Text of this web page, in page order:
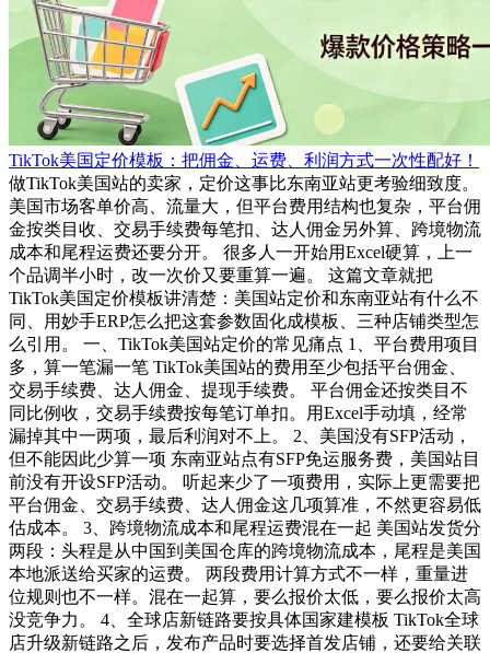
TikTok美国定价模板：把佣金、运费、利润方式一次性配好！
做TikTok美国站的卖家，定价这事比东南亚站更考验细致度。
美国市场客单价高、流量大，但平台费用结构也复杂，平台佣
金按类目收、交易手续费每笔扣、达人佣金另外算、跨境物流
成本和尾程运费还要分开。 很多人一开始用Excel硬算，上一
个品调半小时，改一次价又要重算一遍。 这篇文章就把
TikTok美国定价模板讲清楚：美国站定价和东南亚站有什么不
同、用妙手ERP怎么把这套参数固化成模板、三种店铺类型怎
么引用。 一、TikTok美国站定价的常见痛点 1、平台费用项目
多，算一笔漏一笔 TikTok美国站的费用至少包括平台佣金、
交易手续费、达人佣金、提现手续费。 平台佣金还按类目不
同比例收，交易手续费按每笔订单扣。用Excel手动填，经常
漏掉其中一两项，最后利润对不上。 2、美国没有SFP活动，
但不能因此少算一项 东南亚站点有SFP免运服务费，美国站目
前没有开设SFP活动。 听起来少了一项费用，实际上更需要把
平台佣金、交易手续费、达人佣金这几项算准，不然更容易低
估成本。 3、跨境物流成本和尾程运费混在一起 美国站发货分
两段：头程是从中国到美国仓库的跨境物流成本，尾程是美国
本地派送给买家的运费。 两段费用计算方式不一样，重量进
位规则也不一样。混在一起算，要么报价太低，要么报价太高
没竞争力。 4、全球店新链路要按具体国家建模板 TikTok全球
店升级新链路之后，发布产品时要选择首发店铺，还要给关联